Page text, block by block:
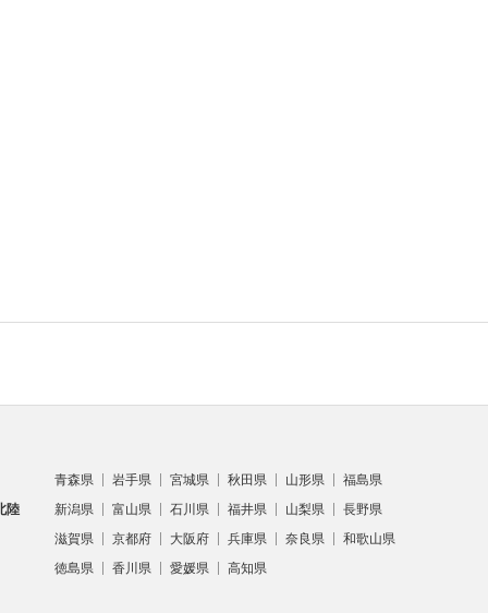
青森県 岩手県 宮城県 秋田県 山形県
福島県
陸
新潟県 富山県 石川県 福井県 山梨県
長野県
滋賀県
京都府 大阪府 兵庫県 奈良県
和歌山県
徳島県
香川県 愛媛県 高知県